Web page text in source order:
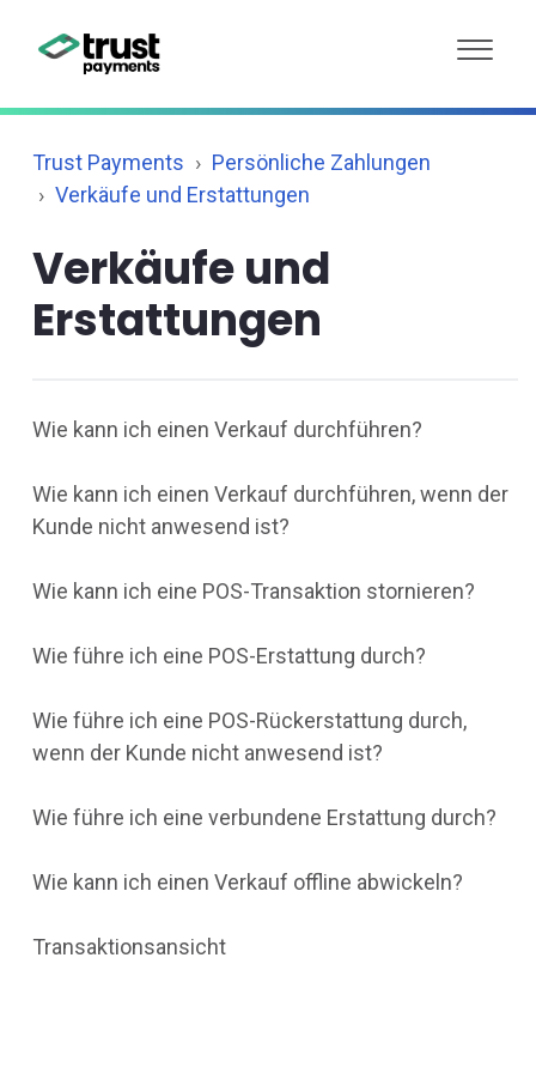
Trust Payments
Persönliche Zahlungen
Verkäufe und Erstattungen
Verkäufe und
Erstattungen
Wie kann ich einen Verkauf durchführen?
Wie kann ich einen Verkauf durchführen, wenn der
Kunde nicht anwesend ist?
Wie kann ich eine POS-Transaktion stornieren?
Wie führe ich eine POS-Erstattung durch?
Wie führe ich eine POS-Rückerstattung durch,
wenn der Kunde nicht anwesend ist?
Wie führe ich eine verbundene Erstattung durch?
Wie kann ich einen Verkauf offline abwickeln?
Transaktionsansicht